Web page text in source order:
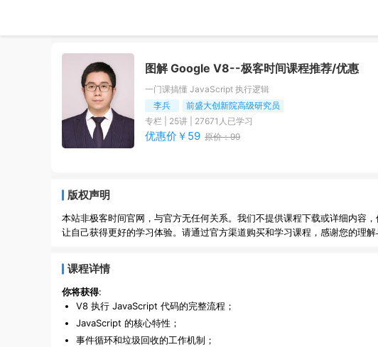
图解 Google V8--极客时间课程推荐/优惠
一门课搞懂 JavaScript 执行逻辑
李兵
前盛大创新院高级研究员
专栏
25讲 | 27671 人已学习
优惠价￥ 59 原价：99
版权声明
本站非极客时间官网，与官方无任何关系。我们不提供课程下载或详细内容
让自己获得更好的学习体验。请通过官方渠道购买和学习课程，感谢您的理解
课程详情
你将获得:
V8 执行 JavaScript 代码的完整流程；
JavaScript 的核心特性；
事件循环和垃圾回收的工作机制；